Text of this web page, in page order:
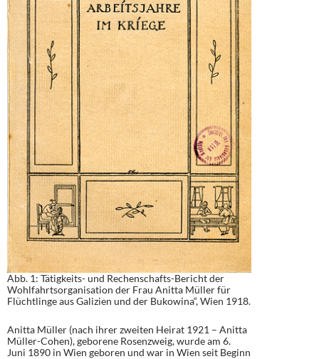
Abb. 1: Tätigkeits- und Rechenschafts-Bericht der
Wohlfahrtsorganisation der Frau Anitta Müller für
Flüchtlinge aus Galizien und der Bukowina“, Wien 1918.
Anitta Müller (nach ihrer zweiten Heirat 1921 – Anitta
Müller-Cohen), geborene Rosenzweig, wurde am 6.
Juni 1890 in Wien geboren und war in Wien seit Beginn